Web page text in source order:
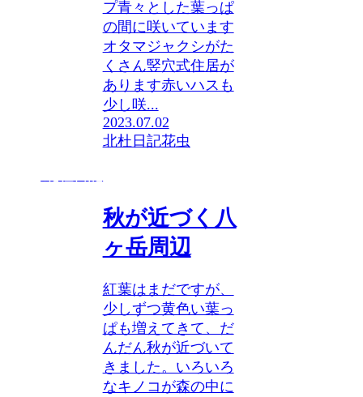
プ青々とした葉っぱ
の間に咲いています
オタマジャクシがた
くさん竪穴式住居が
あります赤いハスも
少し咲...
2023.07.02
北杜日記花虫
秋が近づく八
ヶ岳周辺
紅葉はまだですが、
少しずつ黄色い葉っ
ぱも増えてきて、だ
んだん秋が近づいて
きました。いろいろ
なキノコが森の中に